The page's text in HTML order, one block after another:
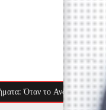
το Ανοσοποιητικό